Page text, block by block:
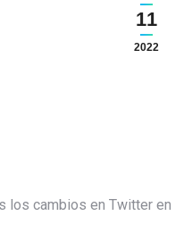
11
2022
cambios en Twitter en